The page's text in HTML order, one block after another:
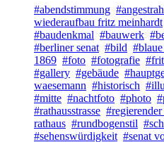
#abendstimmung
wiederaufbau fritz meinhardt
#baudenkmal #bauwerk
#berliner senat #bild
1869 #foto #fotografie
#gallery #gebäude
waesemann #historisch
#mitte #nachtfoto #photo
#rathausstrasse
rathaus #rundbogenstil
#sehenswürdigkeit #senat